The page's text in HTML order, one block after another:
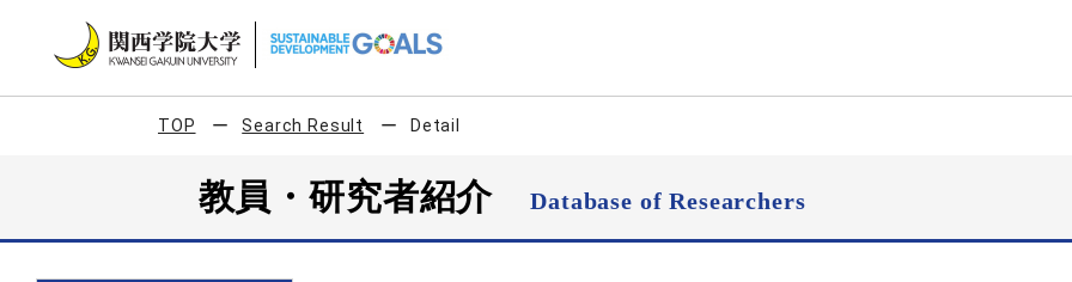
TOP Search Result Detail
教員・研究者紹介Database of Researchers